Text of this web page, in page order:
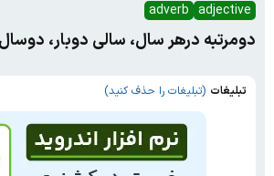
adjective
adverb
دومرتبه درهر سال، سالی دوبار، دوسال
تبلیغات (تبلیغات را حذف کنید)